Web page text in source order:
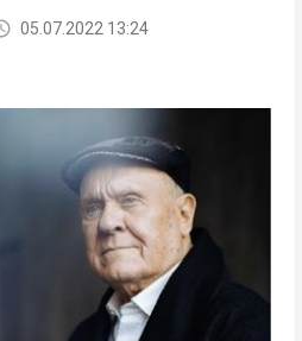
05.07.2022 13:24